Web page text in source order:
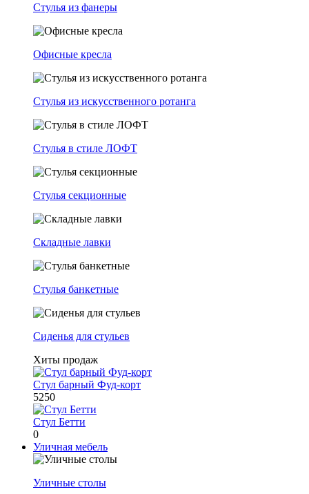
Стулья из фанеры
Офисные кресла
Стулья из искусственного ротанга
Стулья в стиле ЛОФТ
Стулья секционные
Складные лавки
Стулья банкетные
Сиденья для стульев
Хиты продаж
Стул барный Фуд-корт
5250
Стул Бетти
0
Уличная мебель
Уличные столы